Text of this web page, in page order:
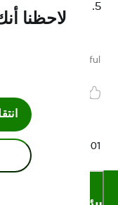
لديك اتصال نشط
Was this article
LBL014350
لاحظنا أنك
انتقل إلى